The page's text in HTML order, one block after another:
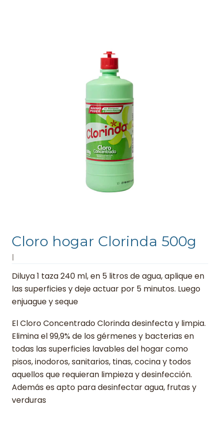
Cloro hogar Clorinda 500g
|
Diluya 1 taza 240 ml, en 5 litros de agua, aplique en
las superficies y deje actuar por 5 minutos. Luego
enjuague y seque
El Cloro Concentrado Clorinda desinfecta y limpia.
Elimina el 99,9% de los gérmenes y bacterias en
todas las superficies lavables del hogar como
pisos, inodoros, sanitarios, tinas, cocina y todos
aquellos que requieran limpieza y desinfección.
Además es apto para desinfectar agua, frutas y
verduras